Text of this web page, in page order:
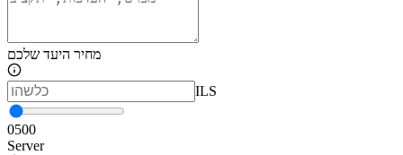
מחיר היעד שלכם
ILS
0500
Server